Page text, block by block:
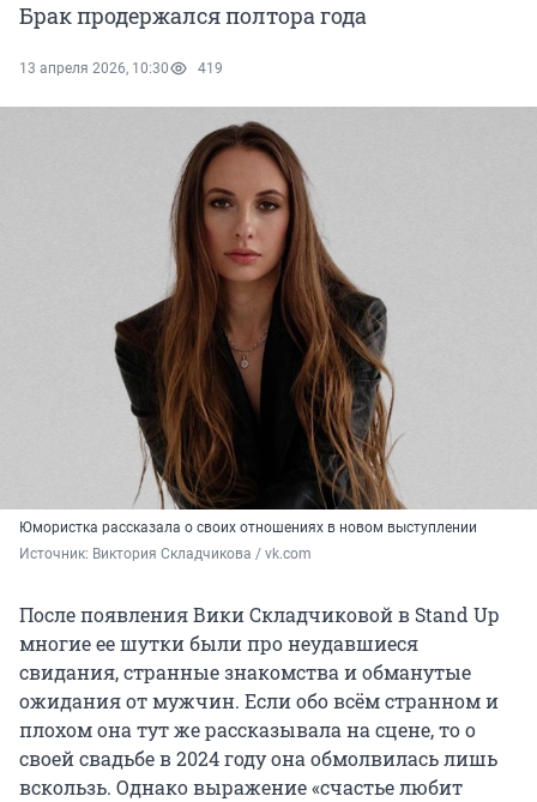
Брак продержался полтора года
13 апреля 2026, 10:30 419
Юмористка рассказала о своих отношениях в новом выступлении
Источник: Виктория Складчикова / vk.com
После появления Вики Складчиковой в Stand Up
многие ее шутки были про неудавшиеся
свидания, странные знакомства и обманутые
ожидания от мужчин. Если обо всём странном и
плохом она тут же рассказывала на сцене, то о
своей свадьбе в 2024 году она обмолвилась лишь
вскользь. Однако выражение «счастье любит